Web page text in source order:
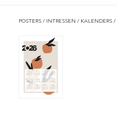
POSTERS / INTRESSEN / KALENDERS /